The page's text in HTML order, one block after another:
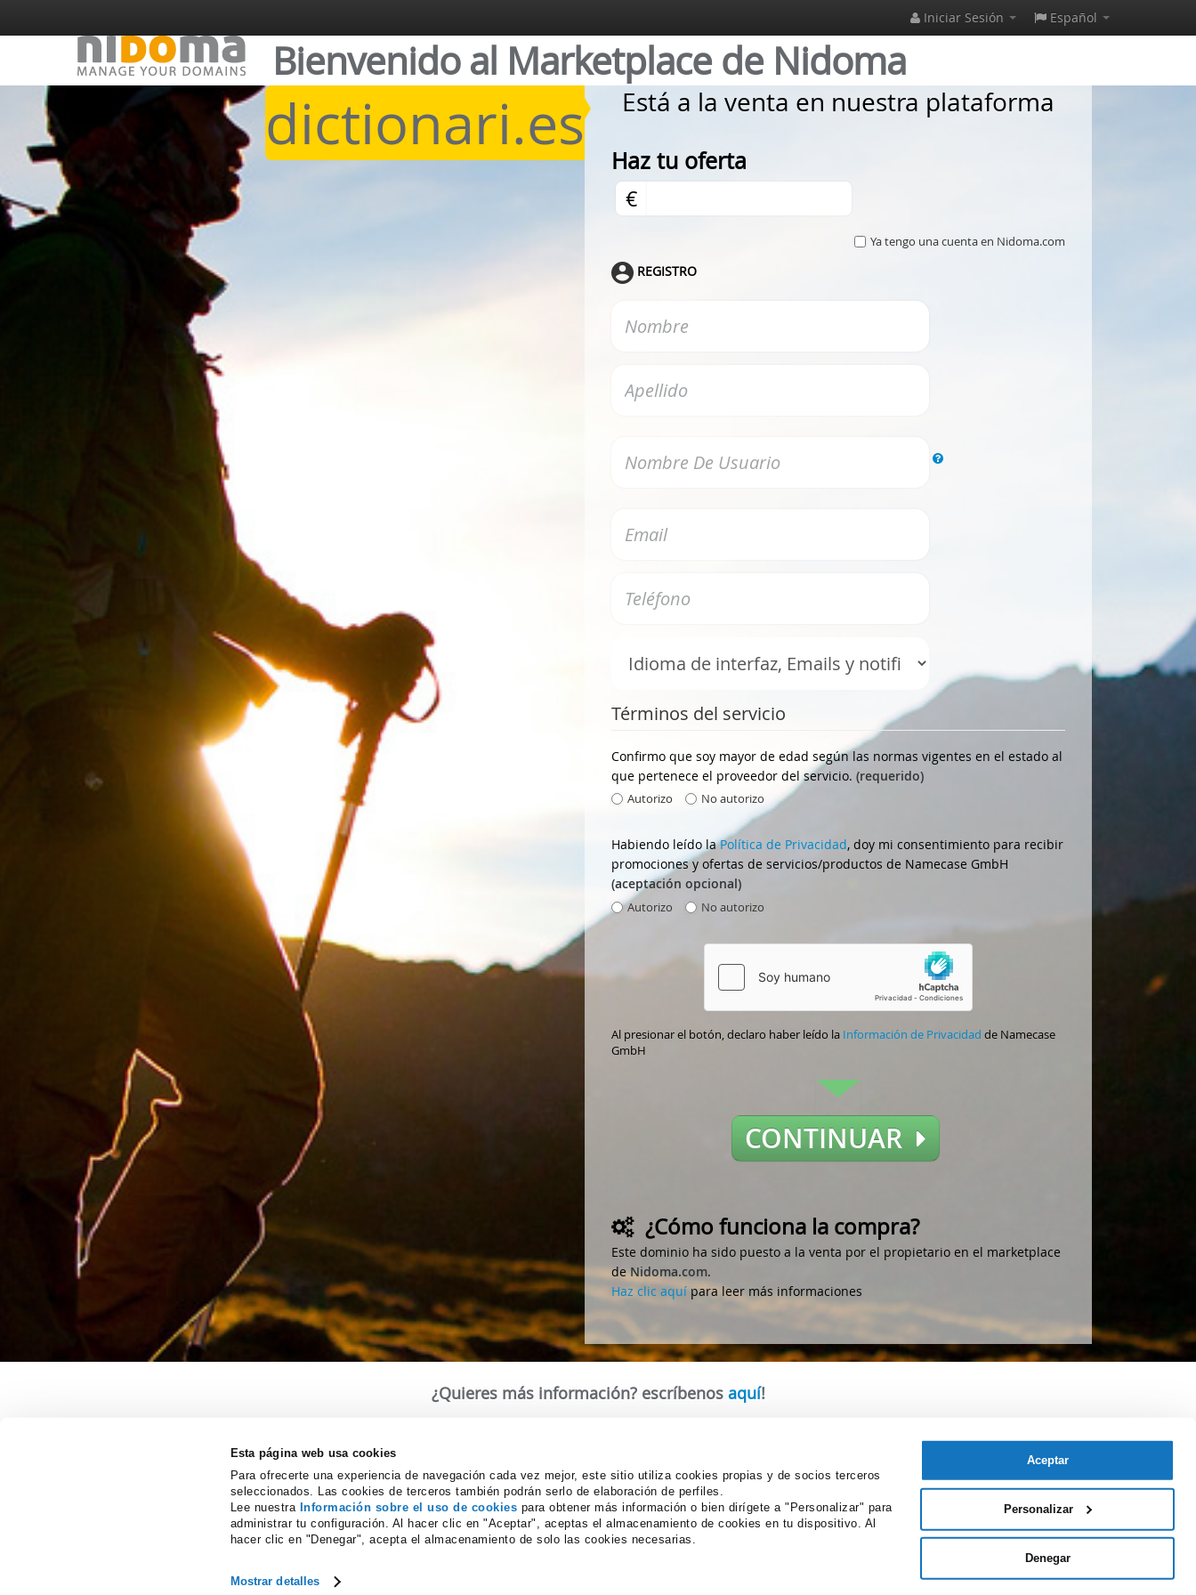
Esta página web usa cookies
Para ofrecerte una experiencia de navegación cada vez mejor, este sitio utiliza cookies propias y de socios terceros
seleccionados. Las cookies de terceros también podrán serlo de elaboración de perfiles.
Lee nuestra Información sobre el uso de cookies para obtener más información o bien dirígete a "Personalizar" para
administrar tu configuración. Al hacer clic en "Aceptar", aceptas el almacenamiento de cookies en tu dispositivo. Al
hacer clic en "Denegar", acepta el almacenamiento de solo las cookies necesarias.
Mostrar detalles
Aceptar
Personalizar
Denegar
Iniciar Sesión Español
Bienvenido al Marketplace de Nidoma
dictionari.es Está a la venta en nuestra plataforma
Haz tu oferta
€
Ya tengo una cuenta en Nidoma.com
REGISTRO
Términos del servicio
Confirmo que soy mayor de edad según las normas vigentes en el estado al
que pertenece el proveedor del servicio. (requerido)
Autorizo No autorizo
Habiendo leído laPolítica de Privacidad, doy mi consentimiento para recibir
promociones y ofertas de servicios/productos de Namecase GmbH
(aceptación opcional)
Autorizo No autorizo
Al presionar el botón, declaro haber leído la Información de Privacidad de Namecase
GmbH
CONTINUAR
¿Cómo funciona la compra?
Este dominio ha sido puesto a la venta por el propietario en el marketplace
deNidoma.com.
Haz clic aquípara leer más informaciones
¿Quieres más información? escríbenos aquí!
© 2026 NIDOMA
Personalizar las cookies
Aviso legal